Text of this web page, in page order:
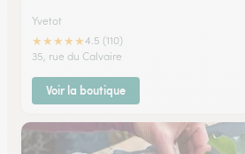
Yvetot
★★★★★4.5 (110)
35, rue du Calvaire
Voir la boutique